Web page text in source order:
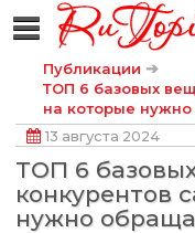
Публикации ➔
ТОП 6 базовых
на которые
13 августа 2024
ТОП 6
конкурентов
нужно